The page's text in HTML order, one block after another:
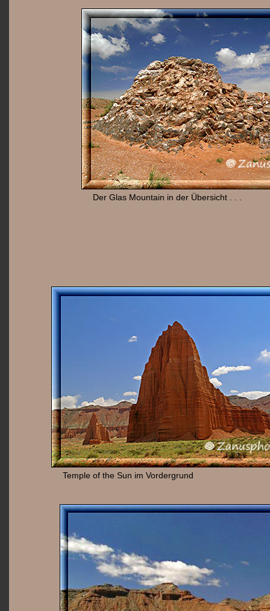
Der Glas Mountain in der Übersicht . . .
Temple of the Sun im Vordergrund